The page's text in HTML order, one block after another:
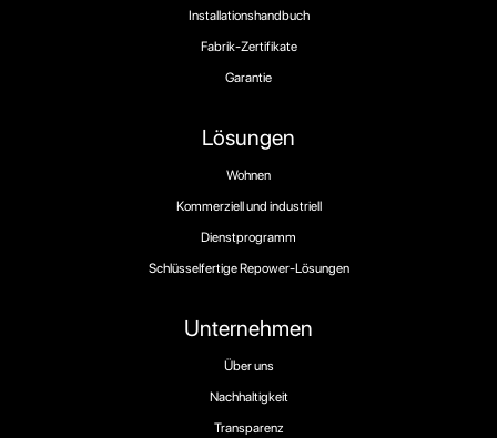
Unternehmen
Über uns
Nachhaltigkeit
Transparenz
Lösungen
Wohnen
Kommerziell und industriell
Dienstprogramm
Schlüsselfertige Repower-Lösungen
Installationshandbuch
Fabrik-Zertifikate
Garantie